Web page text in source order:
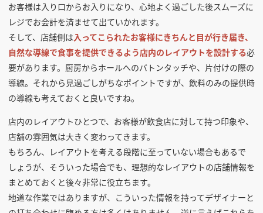
お客様は入り口からお入りになり、心地よく過ごした後スムーズに
レジでお会計を済ませて出ていかれます。
そして、店舗側は入ってこられたお客様にきちんと目が行き届き、
自然な導線で食事を提供できるよう店内のレイアウトを設計する必
要があります。厨房からホールへのバトンタッチや、片付けの際の
導線。それから見過ごしがちなポイントですが、飲料のみの提供時
の導線も考えておくと良いですね。
店内のレイアウトひとつで、お客様が飲食店に対して持つ印象や、
店舗の雰囲気は大きく変わってきます。
もちろん、レイアウトを考える段階に至っていない場合もあるで
しょうが、そういった場合でも、理想的なレイアウトの店舗情報を
まとめておくと後々非常に役立ちます。
地道な作業ではありますが、こういった情報を持ってデザイナーと